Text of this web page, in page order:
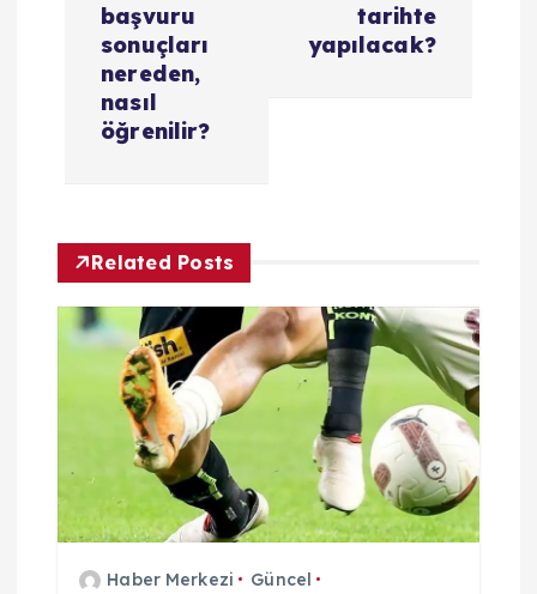
m
e
s
başvuru
sonuçları
nereden,
nasıl
öğrenilir?
tarihte
yapılacak?
Related Posts
Haber Merkezi
Güncel